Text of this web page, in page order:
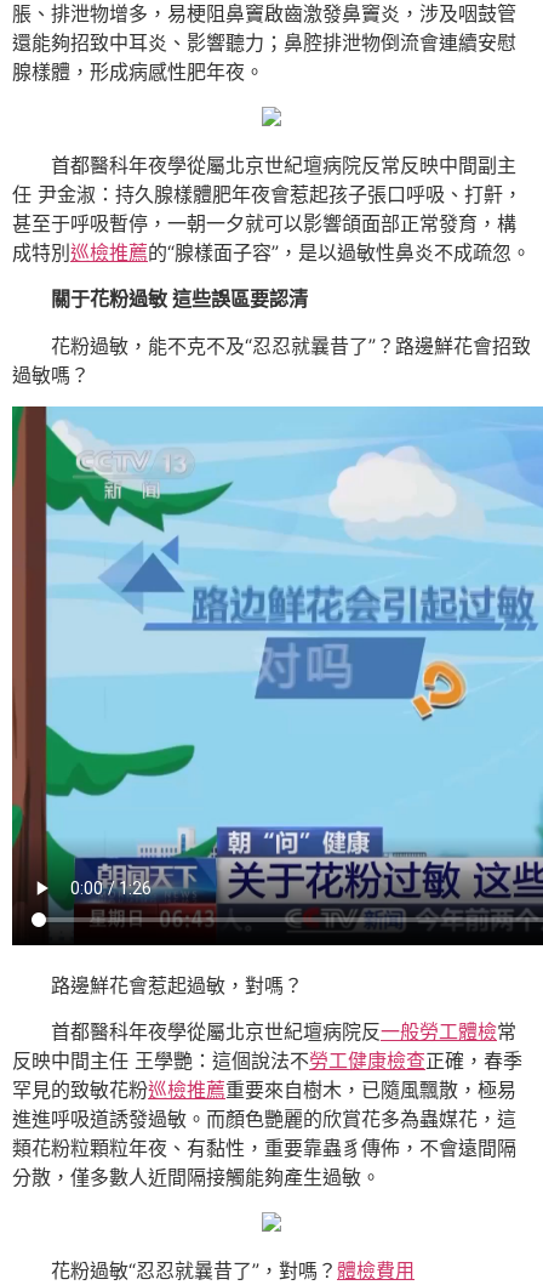
脹、排泄物增多，易梗阻鼻竇啟齒激發鼻竇炎，涉及咽鼓管
還能夠招致中耳炎、影響聽力；鼻腔排泄物倒流會連續安慰
腺樣體，形成病感性肥年夜。
首都醫科年夜學從屬北京世紀壇病院反常反映中間副主
任 尹金淑：持久腺樣體肥年夜會惹起孩子張口呼吸、打鼾，
甚至于呼吸暫停，一朝一夕就可以影響頜面部正常發育，構
成特別 巡檢推薦的“腺樣面子容”，是以過敏性鼻炎不成疏忽。
關于花粉過敏 這些誤區要認清
花粉過敏，能不克不及“忍忍就曩昔了”？路邊鮮花會招致
過敏嗎？
路邊鮮花會惹起過敏，對嗎？
首都醫科年夜學從屬北京世紀壇病院反一般勞工體檢常
反映中間主任 王學艷：這個說法不勞工健康檢查正確，春季
罕見的致敏花粉巡檢推薦重要來自樹木，已隨風飄散，極易
進進呼吸道誘發過敏。而顏色艷麗的欣賞花多為蟲媒花，這
類花粉粒顆粒年夜、有黏性，重要靠蟲豸傳佈，不會遠間隔
分散，僅多數人近間隔接觸能夠產生過敏。
花粉過敏“忍忍就曩昔了”，對嗎？ 體檢費用